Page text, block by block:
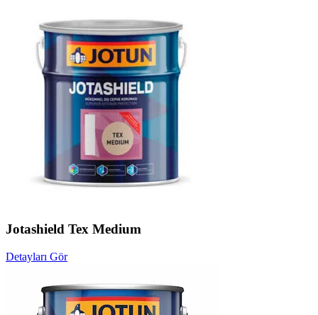
Jotashield Tex Medium
Detayları Gör